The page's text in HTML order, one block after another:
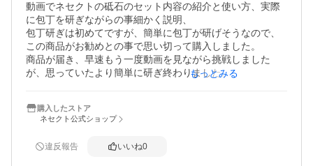
動画でネセクトの砥石のセット内容の紹介と使い方、実際
に包丁を研ぎながらの事細かく説明、
包丁研ぎは初めてですが、簡単に包丁が研げそうなので、
この商品がお勧めとの事で思い切って購入しました。
商品が届き、早速もう一度動画を見ながら挑戦しました
が、思っていたより簡単に研ぎ終わりました。
今まではダイヤモンドシャープナーで研いで使ってた二千
円位の包丁ですが、切れ味のよさに感動しました。
当分使えそうです。
もっとみる
購入したストア
ネセクト公式ショップ
違反報告 いいね0